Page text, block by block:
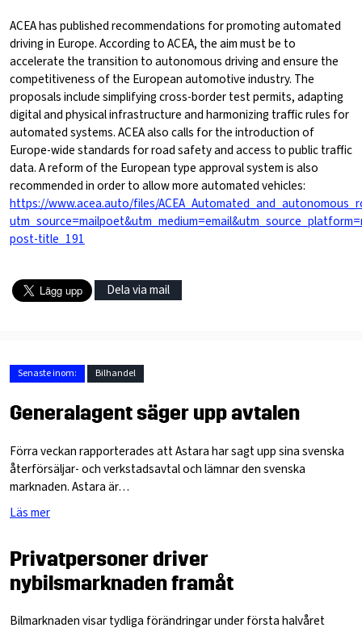
ACEA has published recommendations for promoting automated
driving in Europe. According to ACEA, the aim must be to
accelerate the transition to autonomous driving and ensure the
competitiveness of the European automotive industry. The
proposals include simplifying cross-border test permits, adapting
digital and physical infrastructure and harmonizing traffic rules for
automated systems. ACEA also calls for the introduction of
Europe-wide standards for road safety and access to public traffic
data. A reform of the European type approval system is also
recommended in order to allow more automated vehicles:
https://www.acea.auto/files/
post-title_191
Dela via mail
Senaste inom: Bilhandel
Generalagent säger upp avtalen
Förra veckan rapporterades att Astara har sagt upp sina svenska
återförsäljar- och verkstadsavtal och lämnar den svenska
marknaden. Astara är…
Läs mer
Privatpersoner driver
nybilsmarknaden framåt
Bilmarknaden visar tydliga förändringar under första halvåret